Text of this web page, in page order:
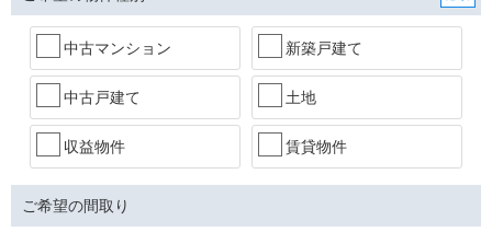
中古マンション 新築戸建て
中古戸建て 土地
収益物件 賃貸物件
ご希望の間取り